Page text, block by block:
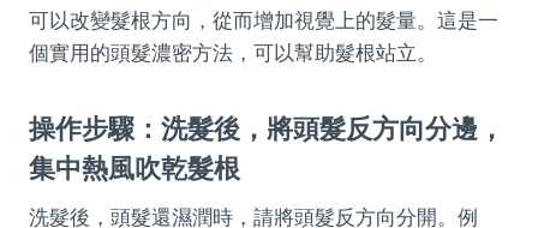
可以改變髮根方向，從而增加視覺上的髮量。這是一
個實用的頭髮濃密方法，可以幫助髮根站立。
操作步驟：洗髮後，將頭髮反方向分邊，
集中熱風吹乾髮根
洗髮後，頭髮還濕潤時，請將頭髮反方向分開。例